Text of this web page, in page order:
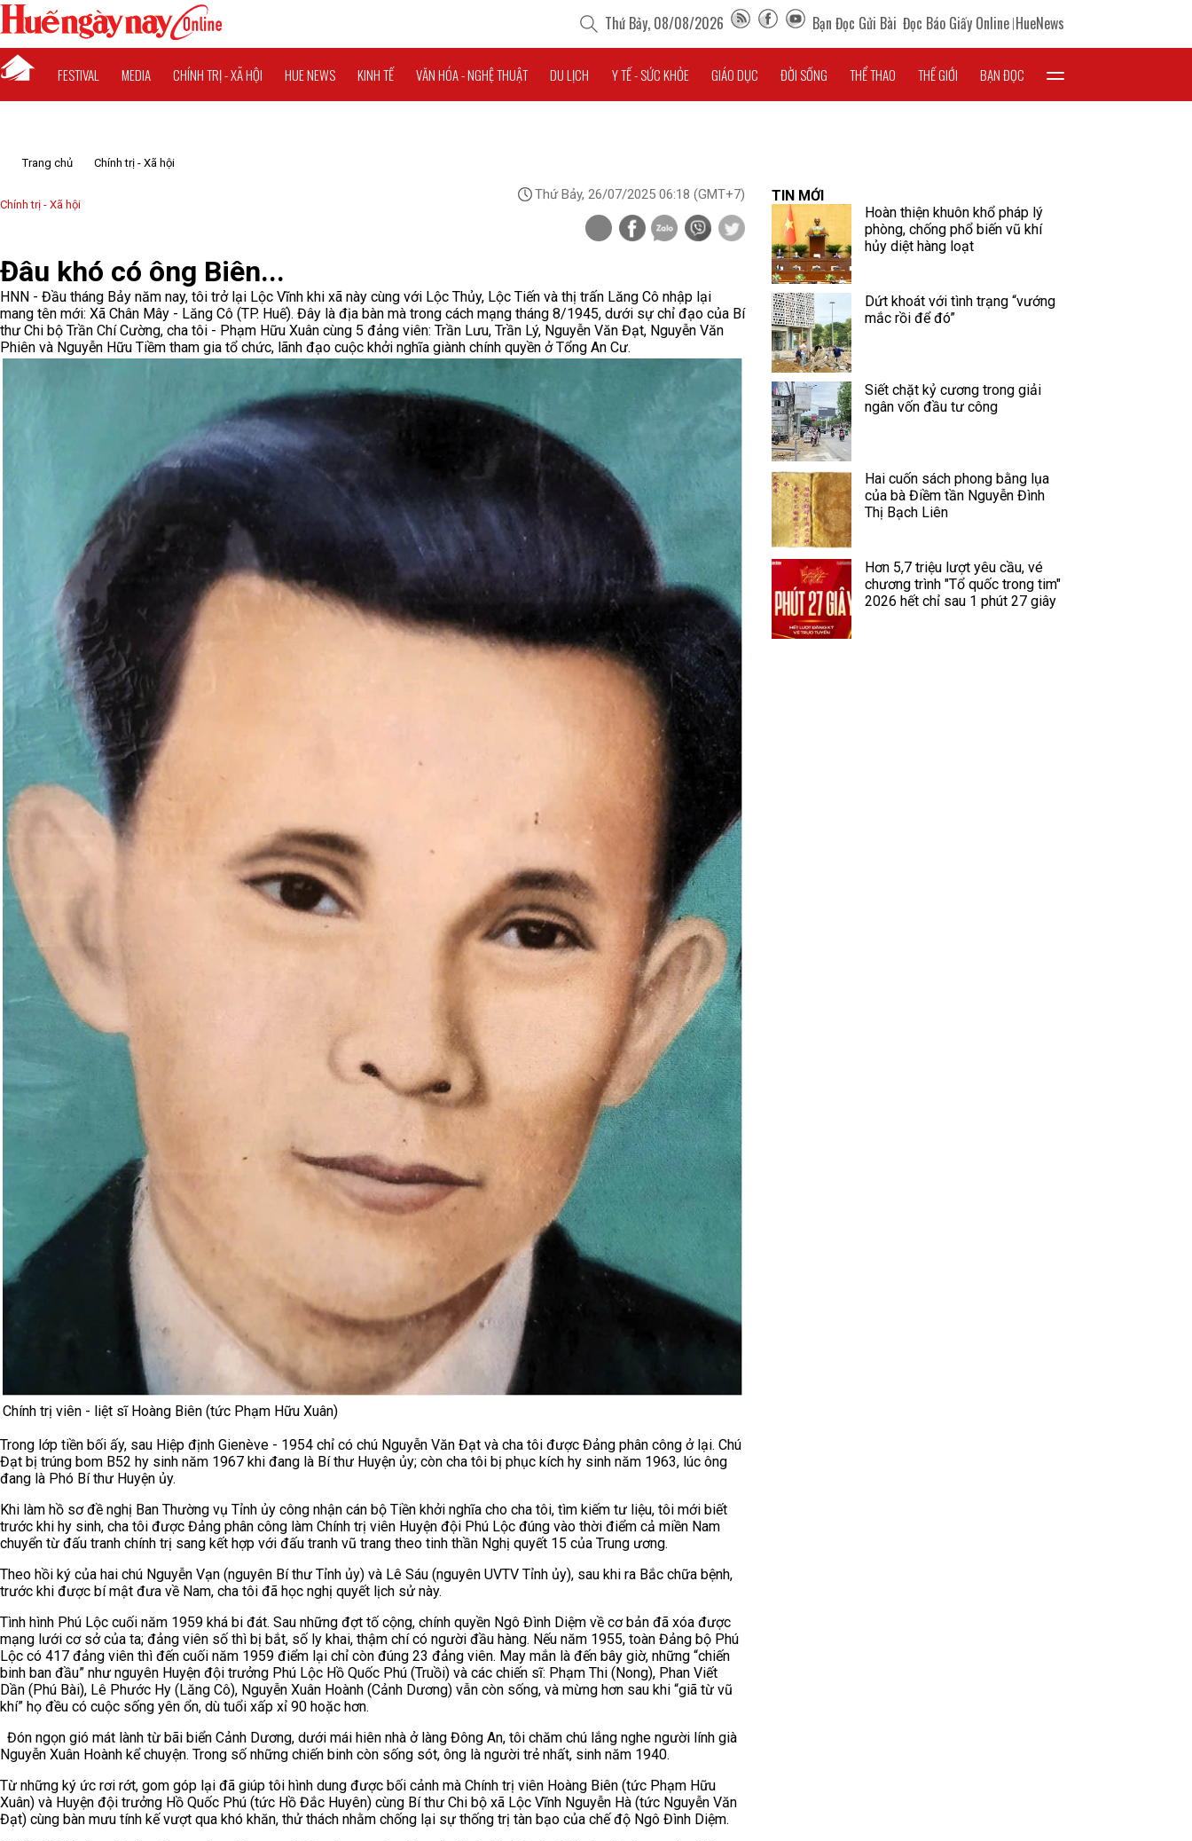
Thứ Bảy, 08/08/2026 Bạn Đọc Gửi Bài Đọc Báo Giấy Online HueNews
FESTIVAL MEDIA CHÍNH TRỊ - XÃ HỘI HUE NEWS KINH TẾ VĂN HÓA - NGHỆ THUẬT DU LỊCH Y TẾ - SỨC KHỎE GIÁO DỤC ĐỜI SỐNG THỂ THAO THẾ GIỚI BẠN ĐỌC
Trang chủ Chính trị - Xã hội
Chính trị - Xã hội
Thứ Bảy, 26/07/2025 06:18 (GMT+7)
Đâu khó có ông Biên...
HNN - Đầu tháng Bảy năm nay, tôi trở lại Lộc Vĩnh khi xã này cùng với Lộc Thủy, Lộc Tiến và thị trấn Lăng Cô nhập lại
mang tên mới: Xã Chân Mây - Lăng Cô (TP. Huế). Đây là địa bàn mà trong cách mạng tháng 8/1945, dưới sự chỉ đạo của Bí
thư Chi bộ Trần Chí Cường, cha tôi - Phạm Hữu Xuân cùng 5 đảng viên: Trần Lưu, Trần Lý, Nguyễn Văn Đạt, Nguyễn Văn
Phiên và Nguyễn Hữu Tiềm tham gia tổ chức, lãnh đạo cuộc khởi nghĩa giành chính quyền ở Tổng An Cư.
Chính trị viên - liệt sĩ Hoàng Biên (tức Phạm Hữu Xuân)
Trong lớp tiền bối ấy, sau Hiệp định Gienève - 1954 chỉ có chú Nguyễn Văn Đạt và cha tôi được Đảng phân công ở lại. Chú
Đạt bị trúng bom B52 hy sinh năm 1967 khi đang là Bí thư Huyện ủy; còn cha tôi bị phục kích hy sinh năm 1963, lúc ông
đang là Phó Bí thư Huyện ủy.
Khi làm hồ sơ đề nghị Ban Thường vụ Tỉnh ủy công nhận cán bộ Tiền khởi nghĩa cho cha tôi, tìm kiếm tư liệu, tôi mới biết
trước khi hy sinh, cha tôi được Đảng phân công làm Chính trị viên Huyện đội Phú Lộc đúng vào thời điểm cả miền Nam
chuyển từ đấu tranh chính trị sang kết hợp với đấu tranh vũ trang theo tinh thần Nghị quyết 15 của Trung ương.
Theo hồi ký của hai chú Nguyễn Vạn (nguyên Bí thư Tỉnh ủy) và Lê Sáu (nguyên UVTV Tỉnh ủy), sau khi ra Bắc chữa bệnh,
trước khi được bí mật đưa về Nam, cha tôi đã học nghị quyết lịch sử này.
Tình hình Phú Lộc cuối năm 1959 khá bi đát. Sau những đợt tố cộng, chính quyền Ngô Đình Diệm về cơ bản đã xóa được
mạng lưới cơ sở của ta; đảng viên số thì bị bắt, số ly khai, thậm chí có người đầu hàng. Nếu năm 1955, toàn Đảng bộ Phú
Lộc có 417 đảng viên thì đến cuối năm 1959 điểm lại chỉ còn đúng 23 đảng viên. May mắn là đến bây giờ, những “chiến
binh ban đầu” như nguyên Huyện đội trưởng Phú Lộc Hồ Quốc Phú (Truồi) và các chiến sĩ: Phạm Thi (Nong), Phan Viết
Dần (Phú Bài), Lê Phước Hy (Lăng Cô), Nguyễn Xuân Hoành (Cảnh Dương) vẫn còn sống, và mừng hơn sau khi “giã từ vũ
khí” họ đều có cuộc sống yên ổn, dù tuổi xấp xỉ 90 hoặc hơn.
Đón ngọn gió mát lành từ bãi biển Cảnh Dương, dưới mái hiên nhà ở làng Đông An, tôi chăm chú lắng nghe người lính già
Nguyễn Xuân Hoành kể chuyện. Trong số những chiến binh còn sống sót, ông là người trẻ nhất, sinh năm 1940.
Từ những ký ức rơi rớt, gom góp lại đã giúp tôi hình dung được bối cảnh mà Chính trị viên Hoàng Biên (tức Phạm Hữu
Xuân) và Huyện đội trưởng Hồ Quốc Phú (tức Hồ Đắc Huyên) cùng Bí thư Chi bộ xã Lộc Vĩnh Nguyễn Hà (tức Nguyễn Văn
Đạt) cùng bàn mưu tính kế vượt qua khó khăn, thử thách nhằm chống lại sự thống trị tàn bạo của chế độ Ngô Đình Diệm.
TIN MỚI
Hoàn thiện khuôn khổ pháp lý
phòng, chống phổ biến vũ khí
hủy diệt hàng loạt
Dứt khoát với tình trạng “vướng
mắc rồi để đó”
Siết chặt kỷ cương trong giải
ngân vốn đầu tư công
Hai cuốn sách phong bằng lụa
của bà Điềm tần Nguyễn Đình
Thị Bạch Liên
Hơn 5,7 triệu lượt yêu cầu, vé
chương trình "Tổ quốc trong tim"
2026 hết chỉ sau 1 phút 27 giây